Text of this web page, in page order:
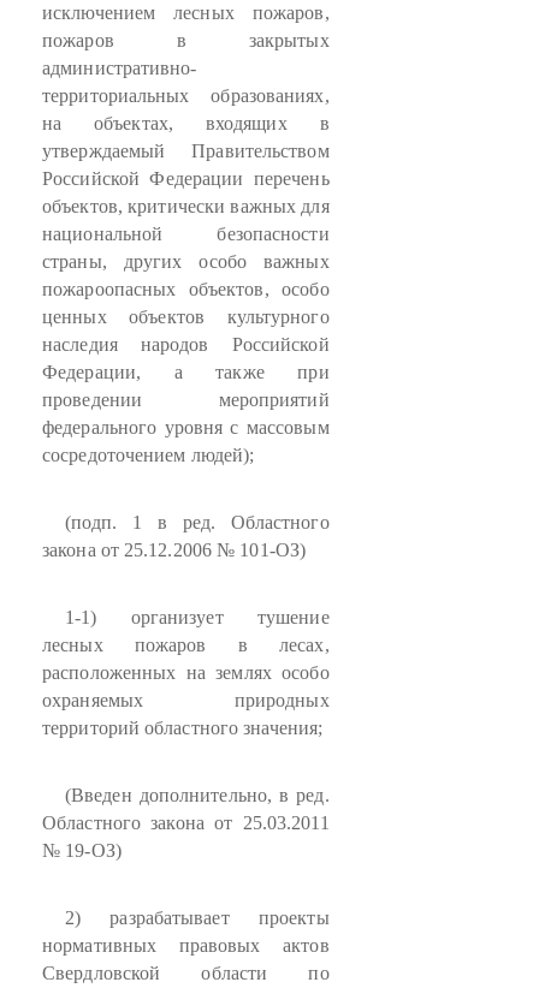
исключением лесных пожаров,
пожаров в закрытых
административно-
территориальных образованиях,
на объектах, входящих в
утверждаемый Правительством
Российской Федерации перечень
объектов, критически важных для
национальной безопасности
страны, других особо важных
пожароопасных объектов, особо
ценных объектов культурного
наследия народов Российской
Федерации, а также при
проведении мероприятий
федерального уровня с массовым
сосредоточением людей);
(подп. 1 в ред. Областного
закона от 25.12.2006 № 101-ОЗ)
1-1) организует тушение
лесных пожаров в лесах,
расположенных на землях особо
охраняемых природных
территорий областного значения;
(Введен дополнительно, в ред.
Областного закона от 25.03.2011
№ 19-ОЗ)
2) разрабатывает проекты
нормативных правовых актов
Свердловской области по